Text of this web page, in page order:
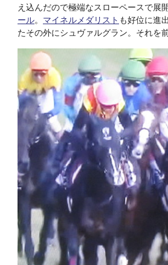
え込んだので極端なスローペースで展
ール。 マイネルメダリスト も好位に進
たその外にシュヴァルグラン。それを